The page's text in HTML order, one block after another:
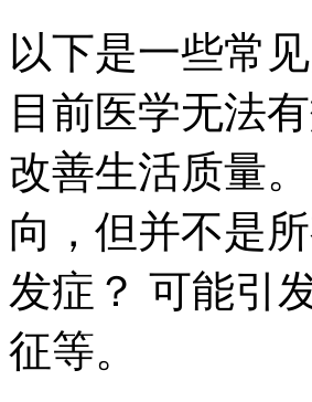
以下是一些常
目前医学无法
改善生活质量
向，但并不是
发症？ 可能引
征等。